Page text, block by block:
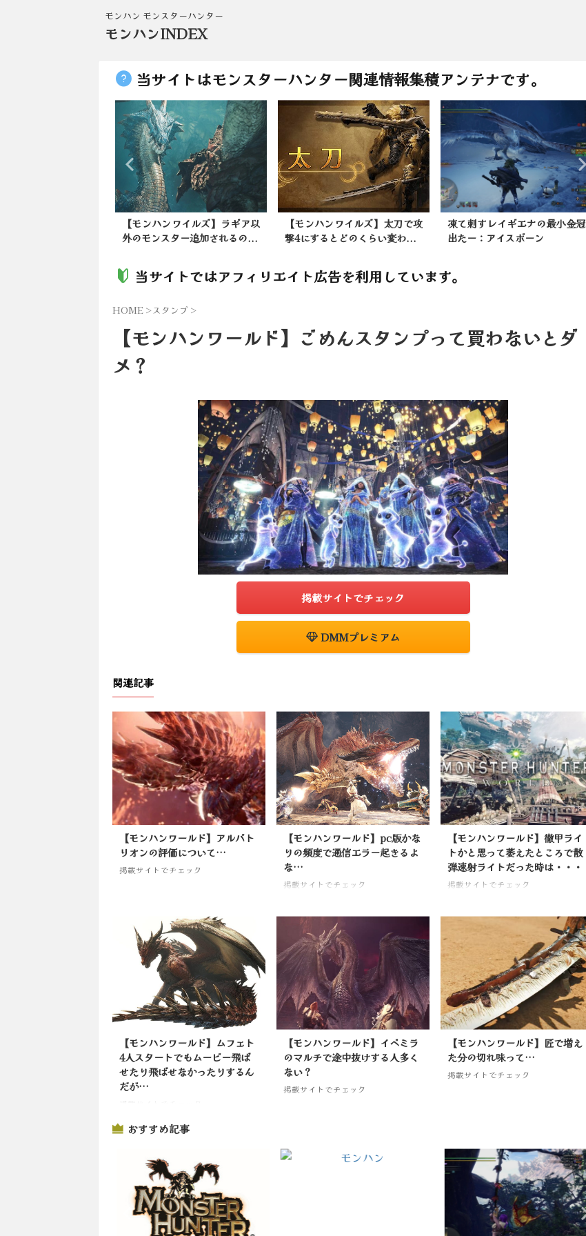
モンハン モンスターハンター
モンハンINDEX
当サイトはモンスターハンター関連情報集積アンテナです。
【モンハンワイルズ】ラギア以
外のモンスター追加されるの...
【モンハンワイルズ】太刀で攻
撃4にするとどのくらい変わ...
凍て刺すレイギエナの最小金冠
出たー：アイスボーン
当サイトではアフィリエイト広告を利用しています。
HOME >スタンプ >
【モンハンワールド】ごめんスタンプって買わないとダ
メ？
掲載サイトでチェック
DMMプレミアム
関連記事
【モンハンワールド】アルバト
リオンの評価について…
掲載サイトでチェック
【モンハンワールド】pc版かな
りの頻度で通信エラー起きるよ
な…
掲載サイトでチェック
【モンハンワールド】徹甲ライ
トかと思って萎えたところで散
弾速射ライトだった時は・・・
掲載サイトでチェック
【モンハンワールド】ムフェト
4人スタートでもムービー飛ば
せたり飛ばせなかったりするん
だが…
掲載サイトでチェック
【モンハンワールド】イベミラ
のマルチで途中抜けする人多く
ない？
掲載サイトでチェック
【モンハンワールド】匠で増え
た分の切れ味って…
掲載サイトでチェック
おすすめ記事